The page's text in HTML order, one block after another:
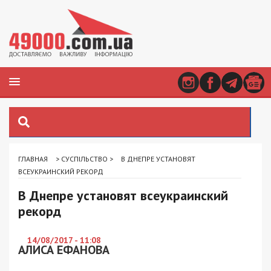
ГЛАВНАЯ > СУСПІЛЬСТВО >
В ДНЕПРЕ УСТАНОВЯТ
ВСЕУКРАИНСКИЙ РЕКОРД
В Днепре установят всеукраинский
рекорд
14/08/2017 - 11:08
АЛИСА ЕФАНОВА